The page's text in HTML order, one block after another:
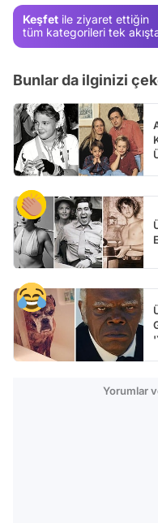
Keşfet ile ziyaret ettiğin
tüm kategorileri tek
Bunlar da ilginizi
Yorumlar